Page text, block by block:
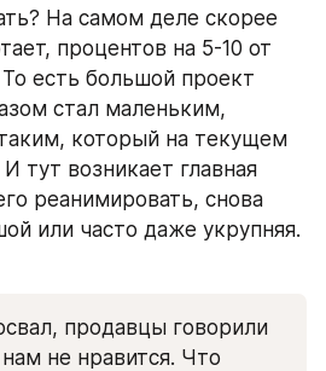
На самом деле скорее
процентов на 5-10 от
есть большой проект
стал маленьким,
который на текущем
тут возникает главная
реанимировать, снова
или часто даже укрупняя.
продавцы говорили
не нравится. Что